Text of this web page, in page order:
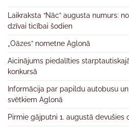
Laikraksta “Nāc” augusta numurs:
dzīvai ticībai šodien
„Oāzes” nometne Aglonā
Aicinājums piedalīties
konkursā
Informācija par papildu autobusu
svētkiem Aglonā
Pirmie gājputni 1. augustā devušies